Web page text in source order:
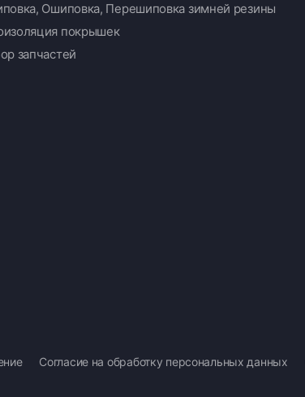
Ошиповка, Перешиповка зимней резины
покрышек
запчастей
Согласие на обработку персональных данных